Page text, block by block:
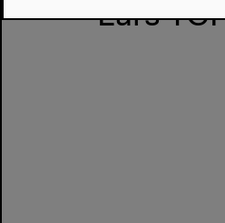
Lars